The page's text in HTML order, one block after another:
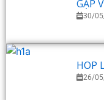
GẶP
30/
HOP
26/